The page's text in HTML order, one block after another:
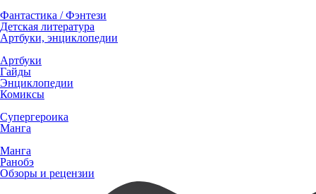
Фантастика / Фэнтези
Детская литература
Артбуки, энциклопедии
Артбуки
Гайды
Энциклопедии
Комиксы
Супергероика
Манга
Манга
Ранобэ
Обзоры и рецензии